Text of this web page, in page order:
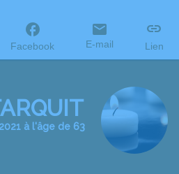
Facebook E-mail Lien
à l'âge de 63